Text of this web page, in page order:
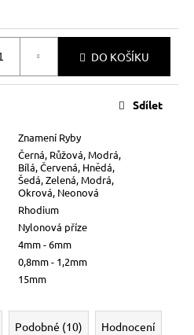
DO KOŠÍKU
Znamení Ryby
Černá, Růžová, Modrá,
Bílá, Červená, Hnědá,
Šedá, Zelená, Modrá,
Okrová, Neonová
Rhodium
Nylonová příze
4mm - 6mm
0,8mm - 1,2mm
15mm
Sdílet
Podobné (10) Hodnocení